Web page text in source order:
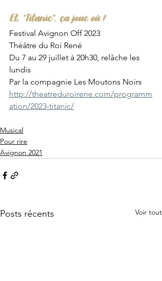
Et, “Titanic”, ça joue où ?
Festival Avignon Off 2023
Théâtre du Roi René
Du 7 au 29 juillet à 20h30, relâche les
lundis
Par la compagnie Les Moutons Noirs
http://theatreduroirene.com/programm
ation/2023-titanic/
Musical
Pour rire
Avignon 2021
Posts récents Voir tout